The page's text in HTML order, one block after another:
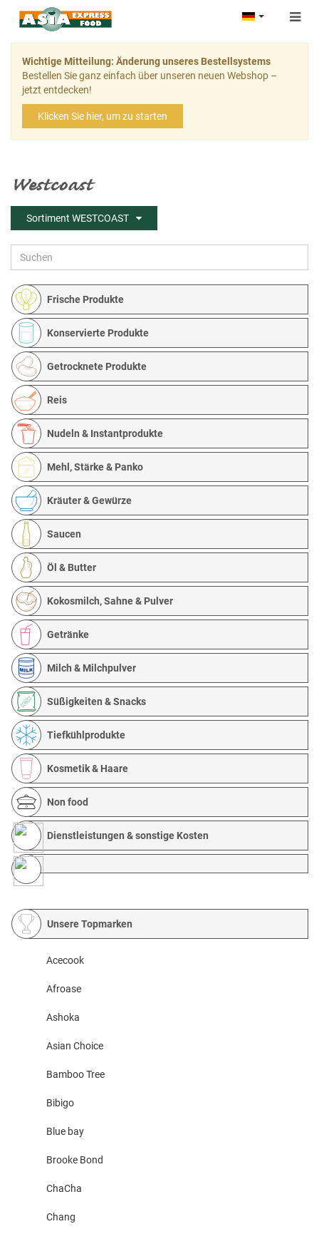
Wichtige Mitteilung: Änderung unseres Bestellsystems
Bestellen Sie ganz einfach über unseren neuen Webshop –
jetzt entdecken!
Klicken Sie hier, um zu starten
Frische Produkte
Konservierte Produkte
Getrocknete Produkte
Reis
Nudeln & Instantprodukte
Mehl, Stärke & Panko
Kräuter & Gewürze
Saucen
Öl & Butter
Kokosmilch, Sahne & Pulver
Getränke
Milch & Milchpulver
Süßigkeiten & Snacks
Tiefkühlprodukte
Kosmetik & Haare
Non food
Dienstleistungen & sonstige Kosten
Unsere Topmarken
Acecook
Afroase
Ashoka
Asian Choice
Bamboo Tree
Bibigo
Blue bay
Brooke Bond
ChaCha
Chang
Westcoast
Sortiment WESTCOAST